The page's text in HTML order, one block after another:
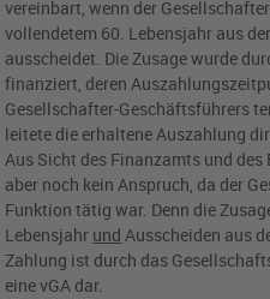
vereinbart, wenn der
vollendetem 60. Lebensjahr aus
ausscheidet. Die Zusage wurde
finanziert, deren
Gesellschafter-Geschäftsführers
leitete die erhaltene Auszahlung
Aus Sicht des Finanzamts und
aber noch kein Anspruch, da der
Funktion tätig war. Denn die
Lebensjahr und Ausscheiden aus
Zahlung ist durch das
eine vGA dar.